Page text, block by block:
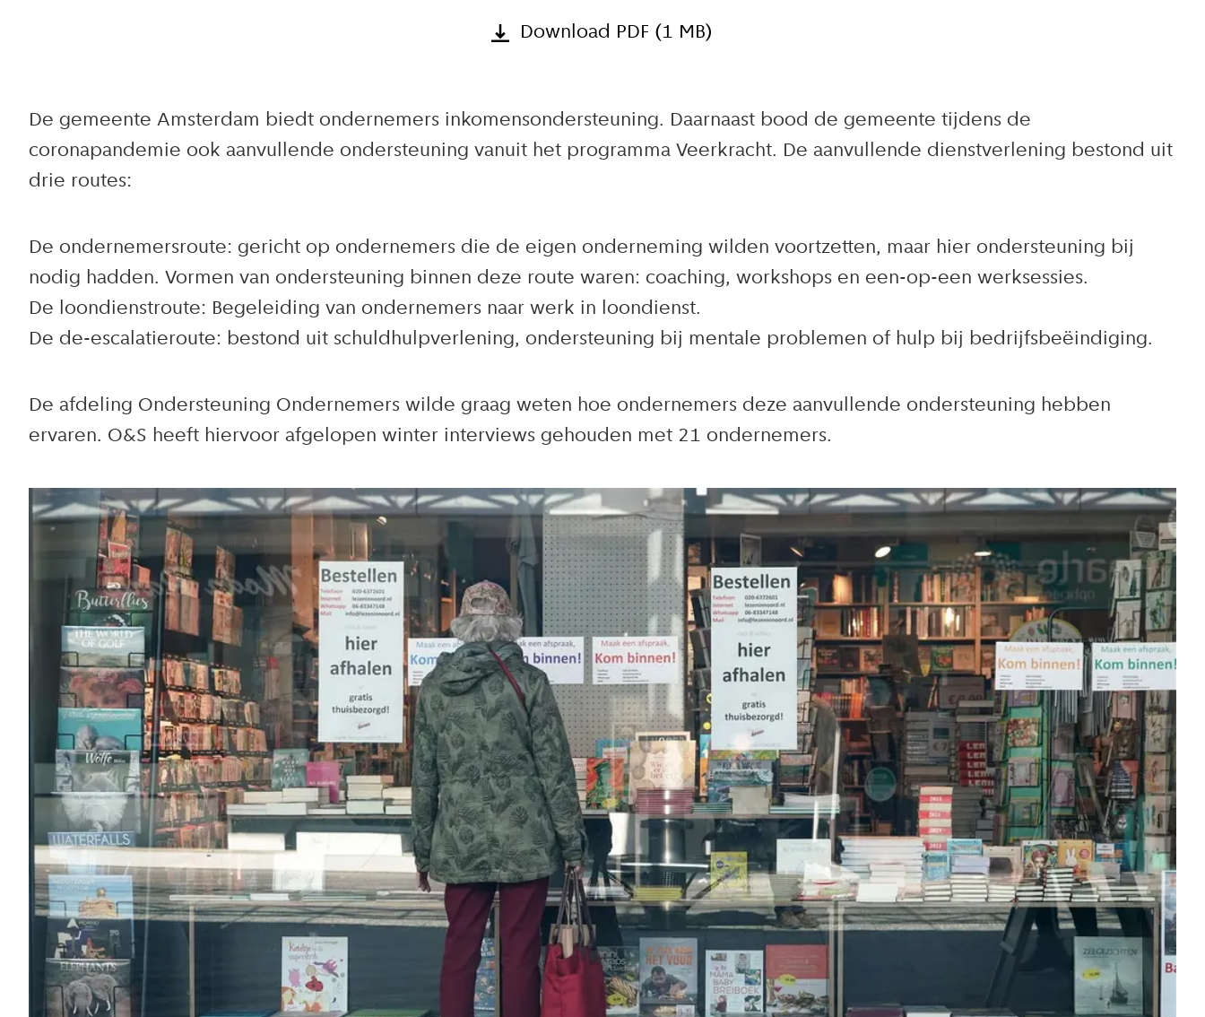
Download PDF (1 MB)
De gemeente Amsterdam biedt ondernemers inkomensondersteuning. Daarnaast bood de gemeente tijdens de
coronapandemie ook aanvullende ondersteuning vanuit het programma Veerkracht. De aanvullende dienstverlening bestond uit
drie routes:
De ondernemersroute: gericht op ondernemers die de eigen onderneming wilden voortzetten, maar hier ondersteuning bij
nodig hadden. Vormen van ondersteuning binnen deze route waren: coaching, workshops en een-op-een werksessies.
De loondienstroute: Begeleiding van ondernemers naar werk in loondienst.
De de-escalatieroute: bestond uit schuldhulpverlening, ondersteuning bij mentale problemen of hulp bij bedrijfsbeëindiging.
De afdeling Ondersteuning Ondernemers wilde graag weten hoe ondernemers deze aanvullende ondersteuning hebben
ervaren. O&S heeft hiervoor afgelopen winter interviews gehouden met 21 ondernemers.